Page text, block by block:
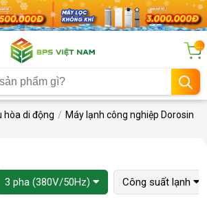
...
hòa di động Máy lạnh công nghiệp Dorosin
3 pha (380V/50Hz) Công suất lạnh